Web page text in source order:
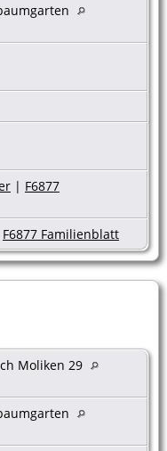
| F6877
F6877 Familienblatt
Moliken 29